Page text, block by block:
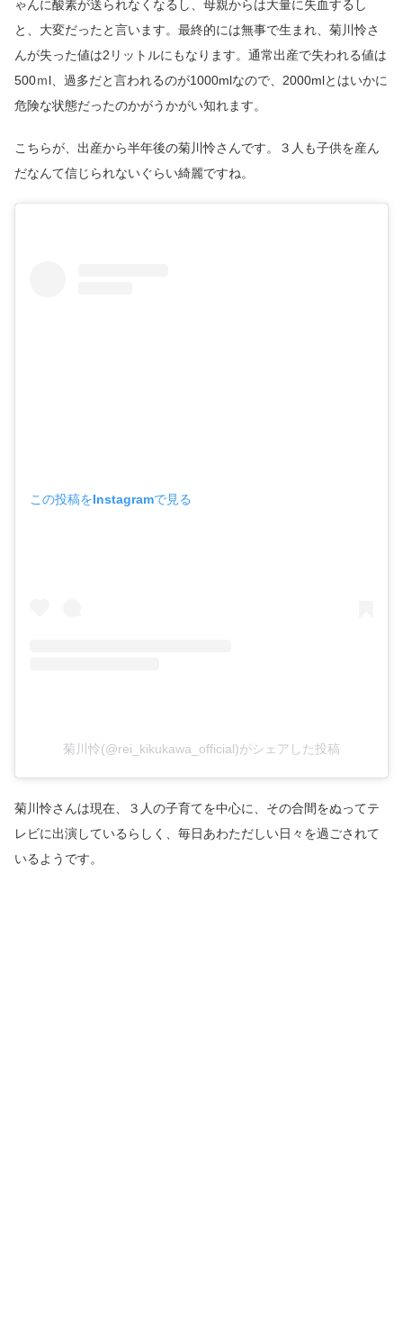
ゃんに酸素が送られなくなるし、母親からは大量に失血するし
と、大変だったと言います。最終的には無事で生まれ、菊川怜さ
んが失った値は2リットルにもなります。通常出産で失われる値は
500ｍl、過多だと言われるのが1000mlなので、2000mlとはいかに
危険な状態だったのかがうかがい知れます。
こちらが、出産から半年後の菊川怜さんです。３人も子供を産ん
だなんて信じられないぐらい綺麗ですね。
この投稿をInstagramで見る
菊川怜(@rei_kikukawa_official)がシェアした投稿
菊川怜さんは現在、３人の子育てを中心に、その合間をぬってテ
レビに出演しているらしく、毎日あわただしい日々を過ごされて
いるようです。